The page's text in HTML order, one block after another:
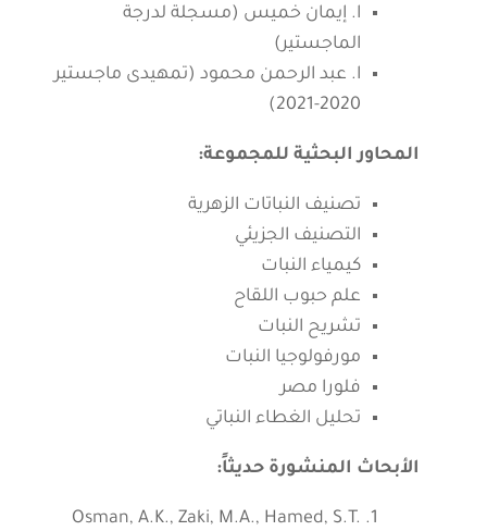
ا. إيمان خميس (مسجلة لدرجة
الماجستير)
ا. عبد الرحمن محمود (تمهيدى ماجستير
2020-2021)
المحاور البحثية للمجموعة:
تصنيف النباتات الزهرية
التصنيف الجزيئي
كيمياء النبات
علم حبوب اللقاح
تشريح النبات
مورفولوجيا النبات
فلورا مصر
تحليل الغطاء النباتي
الأبحاث المنشورة حديثاً:
Osman, A.K., Zaki, M.A., Hamed, S.T.